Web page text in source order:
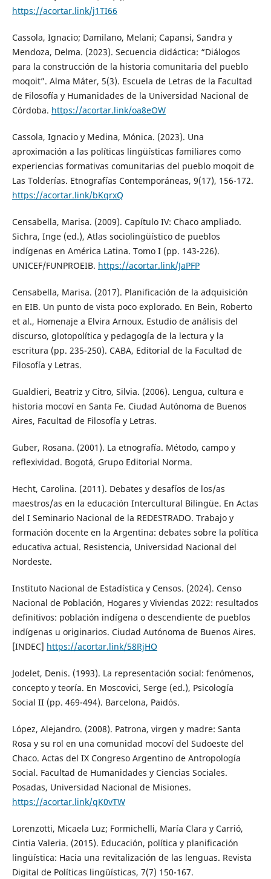
https://acortar.link/j1TI66
Cassola, Ignacio; Damilano, Melani; Capansi, Sandra y
Mendoza, Delma. (2023). Secuencia didáctica: “Diálogos
para la construcción de la historia comunitaria del pueblo
moqoit”. Alma Máter, 5(3). Escuela de Letras de la Facultad
de Filosofía y Humanidades de la Universidad Nacional de
Córdoba. https://acortar.link/oa8eOW
Cassola, Ignacio y Medina, Mónica. (2023). Una
aproximación a las políticas lingüísticas familiares como
experiencias formativas comunitarias del pueblo moqoit de
Las Tolderías. Etnografías Contemporáneas, 9(17), 156-172.
https://acortar.link/bKqrxQ
Censabella, Marisa. (2009). Capítulo IV: Chaco ampliado.
Sichra, Inge (ed.), Atlas sociolingüístico de pueblos
indígenas en América Latina. Tomo I (pp. 143-226).
UNICEF/FUNPROEIB. https://acortar.link/JaPFP
Censabella, Marisa. (2017). Planificación de la adquisición
en EIB. Un punto de vista poco explorado. En Bein, Roberto
et al., Homenaje a Elvira Arnoux. Estudio de análisis del
discurso, glotopolítica y pedagogía de la lectura y la
escritura (pp. 235-250). CABA, Editorial de la Facultad de
Filosofía y Letras.
Gualdieri, Beatriz y Citro, Silvia. (2006). Lengua, cultura e
historia mocoví en Santa Fe. Ciudad Autónoma de Buenos
Aires, Facultad de Filosofía y Letras.
Guber, Rosana. (2001). La etnografía. Método, campo y
reflexividad. Bogotá, Grupo Editorial Norma.
Hecht, Carolina. (2011). Debates y desafíos de los/as
maestros/as en la educación Intercultural Bilingüe. En Actas
del I Seminario Nacional de la REDESTRADO. Trabajo y
formación docente en la Argentina: debates sobre la política
educativa actual. Resistencia, Universidad Nacional del
Nordeste.
Instituto Nacional de Estadística y Censos. (2024). Censo
Nacional de Población, Hogares y Viviendas 2022: resultados
definitivos: población indígena o descendiente de pueblos
indígenas u originarios. Ciudad Autónoma de Buenos Aires.
[INDEC] https://acortar.link/58RjHO
Jodelet, Denis. (1993). La representación social: fenómenos,
concepto y teoría. En Moscovici, Serge (ed.), Psicología
Social II (pp. 469-494). Barcelona, Paidós.
López, Alejandro. (2008). Patrona, virgen y madre: Santa
Rosa y su rol en una comunidad mocoví del Sudoeste del
Chaco. Actas del IX Congreso Argentino de Antropología
Social. Facultad de Humanidades y Ciencias Sociales.
Posadas, Universidad Nacional de Misiones.
https://acortar.link/qK0vTW
Lorenzotti, Micaela Luz; Formichelli, María Clara y Carrió,
Cintia Valeria. (2015). Educación, política y planificación
lingüística: Hacia una revitalización de las lenguas. Revista
Digital de Políticas lingüísticas, 7(7) 150-167.